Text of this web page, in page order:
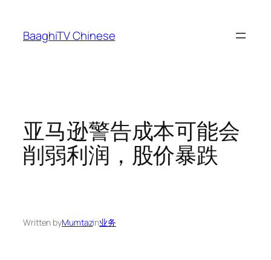
content
BaaghiTV Chinese
亚马逊警告成本可能会
削弱利润，股价暴跌
Written byMumtazin业务